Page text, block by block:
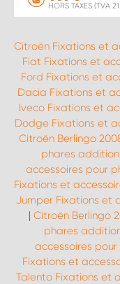
HORS TAXES (TVA
Citroën Fixations et
Fiat Fixations et
Ford Fixations et
Dacia Fixations et
Iveco Fixations et
Dodge Fixations et
Citroën Berlingo
phares
accessoires pour
Fixations et
Jumper Fixations et
| Citroën Berlingo
phares
accessoires
Fixations et
Talento Fixations et